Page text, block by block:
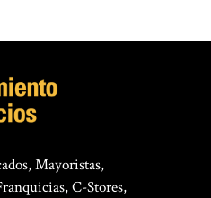
Mayoristas,
C-Stores,